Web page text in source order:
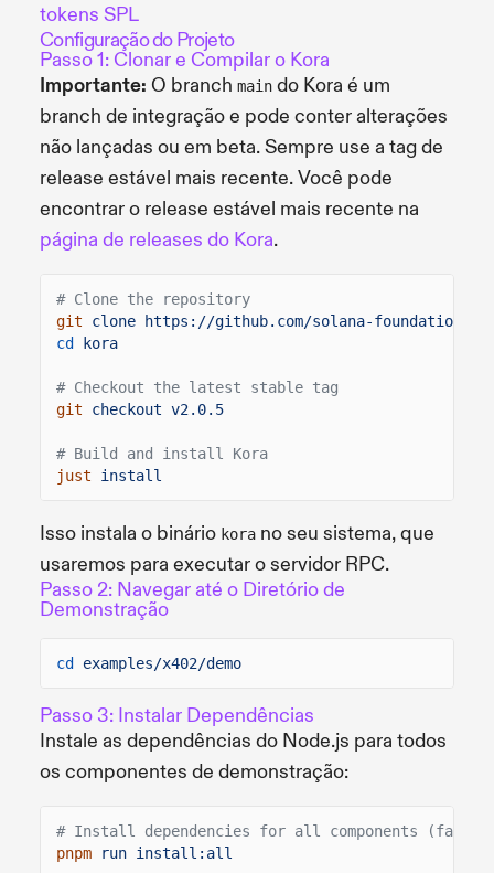
tokens SPL
Configuração do Projeto
Passo 1: Clonar e Compilar o Kora
Importante: O branch main do Kora é um
branch de integração e pode conter alterações
não lançadas ou em beta. Sempre use a tag de
release estável mais recente. Você pode
encontrar o release estável mais recente na
página de releases do Kora.
# Clone the repository
git
clone https://github.com/solana-foundation/
cd
kora
# Checkout the latest stable tag
git
checkout v2.0.5
# Build and install Kora
just
install
Isso instala o binário kora no seu sistema, que
usaremos para executar o servidor RPC.
Passo 2: Navegar até o Diretório de
Demonstração
cd examples/x402/demo
Passo 3: Instalar Dependências
Instale as dependências do Node.js para todos
os componentes de demonstração:
# Install dependencies for all components
pnpm
run install:all